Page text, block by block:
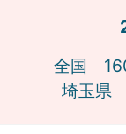
全国
埼玉県